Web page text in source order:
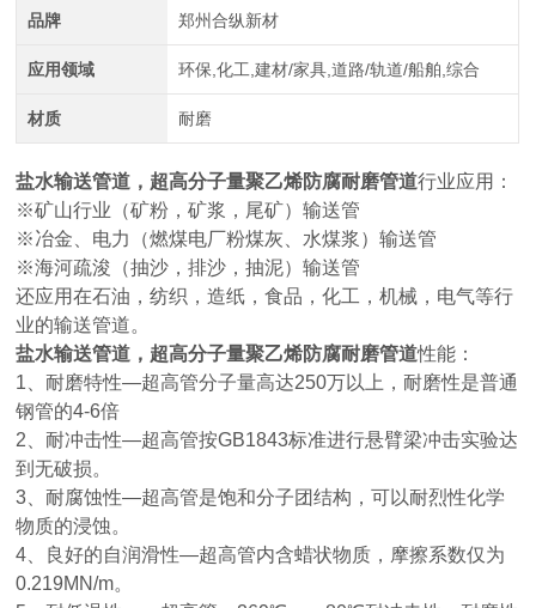
品牌 郑州合纵新材
应用领域 环保,化工,建材/家具,道路/轨道/船舶,综合
材质 耐磨
盐水输送管道，超高分子量聚乙烯防腐耐磨管道行业应用：
※矿山行业（矿粉，矿浆，尾矿）输送管
※冶金、电力（燃煤电厂粉煤灰、水煤浆）输送管
※海河疏浚（抽沙，排沙，抽泥）输送管
还应用在石油，纺织，造纸，食品，化工，机械，电气等行
业的输送管道。
盐水输送管道，超高分子量聚乙烯防腐耐磨管道性能：
1、耐磨特性—超高管分子量高达250万以上，耐磨性是普通
钢管的4-6倍
2、耐冲击性—超高管按GB1843标准进行悬臂梁冲击实验达
到无破损。
3、耐腐蚀性—超高管是饱和分子团结构，可以耐烈性化学
物质的浸蚀。
4、良好的自润滑性—超高管内含蜡状物质，摩擦系数仅为
0.219MN/m。